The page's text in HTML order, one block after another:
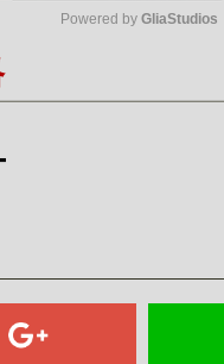
Powered by GliaStudios